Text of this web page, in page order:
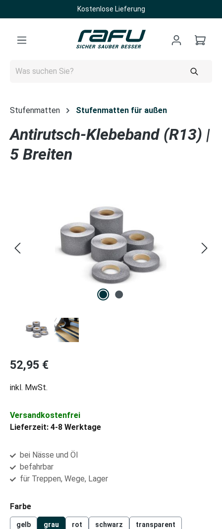
Zum Hauptinhalt springenKostenlose Lieferung
Stufenmatten Stufenmatten für außen
Antirutsch-Klebeband (R13) |
5 Breiten
Regulärer Preis:
52,95 €
inkl. MwSt.
Versandkostenfrei
Lieferzeit: 4-8 Werktage
bei Nässe und Öl
befahrbar
für Treppen, Wege, Lager
Farbeauswählen
gelb grau rot schwarz transparent